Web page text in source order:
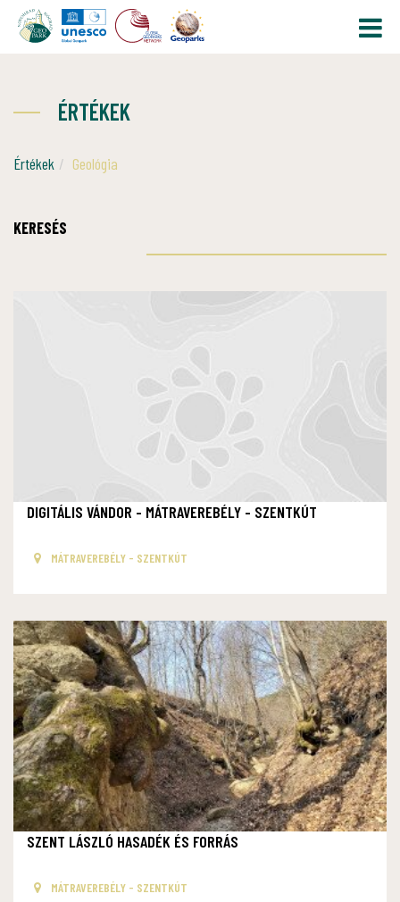
ÉRTÉKEK
Értékek Geológia
KERESÉS
DIGITÁLIS VÁNDOR - MÁTRAVEREBÉLY - SZENTKÚT
MÁTRAVEREBÉLY - SZENTKÚT
SZENT LÁSZLÓ HASADÉK ÉS FORRÁS
MÁTRAVEREBÉLY - SZENTKÚT